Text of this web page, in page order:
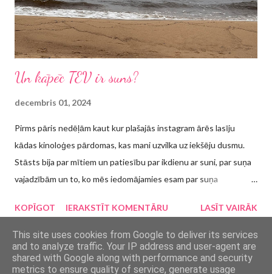
Un kāpēc TEV ir suns?
decembris 01, 2024
Pirms pāris nedēļām kaut kur plašajās instagram ārēs lasīju
kādas kinoloģes pārdomas, kas mani uzvilka uz iekšēju dusmu.
Stāsts bija par mītiem un patiesību par ikdienu ar suni, par suņa
vajadzībām un to, ko mēs iedomājamies esam par suņa
piekritu, tomēr ne pilnībā visam, un visvairāk es nepiekritu
apgalvojumam, kas īsumā ir šādi formulējams: mīts ir tas, ka
visiem suņiem ir nepieciešamas regulāras divreiz dienā veicamas
pastaigas, jo reaktīviem suņiem var būt trokšņi vai citi apstākļi,
KOPĪGOT IERAKSTĪT KOMENTĀRU LASĪT VAIRĀK
This site uses cookies from Google to deliver its services
and to analyze traffic. Your IP address and user-agent are
shared with Google along with performance and security
metrics to ensure quality of service, generate usage